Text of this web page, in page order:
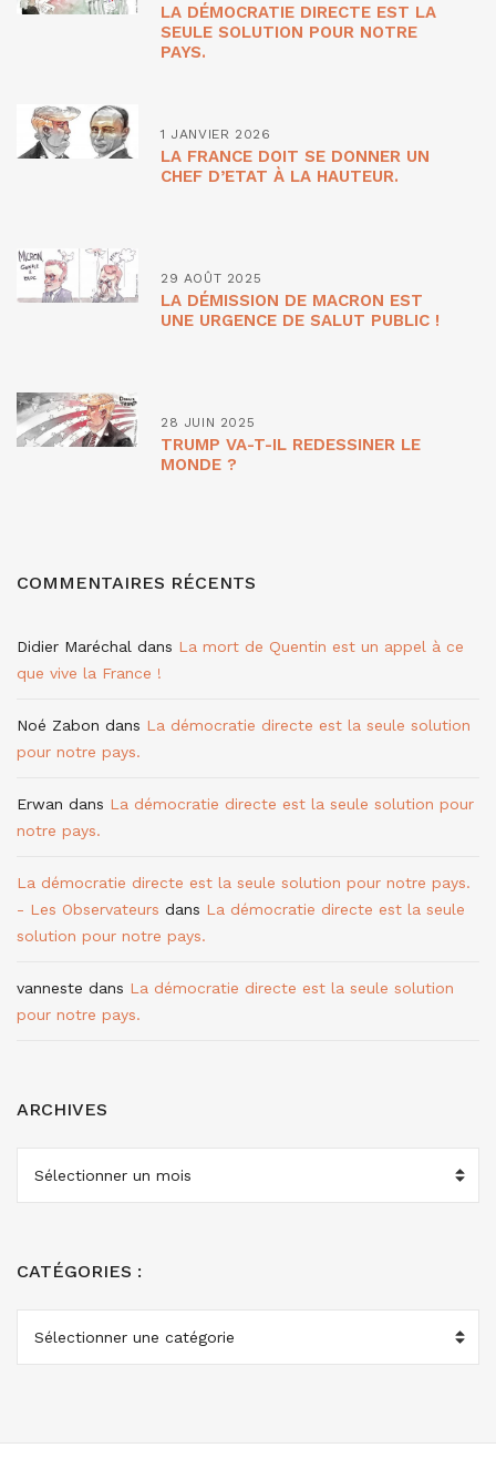
LA DÉMOCRATIE DIRECTE EST LA
SEULE SOLUTION POUR NOTRE
PAYS.
1 JANVIER 2026
LA FRANCE DOIT SE DONNER UN
CHEF D’ETAT À LA HAUTEUR.
29 AOÛT 2025
LA DÉMISSION DE MACRON EST
UNE URGENCE DE SALUT PUBLIC !
28 JUIN 2025
TRUMP VA-T-IL REDESSINER LE
MONDE ?
COMMENTAIRES RÉCENTS
Didier Maréchal dans La mort de Quentin est un appel à ce
que vive la France !
Noé Zabon dans La démocratie directe est la seule solution
pour notre pays.
Erwan dans La démocratie directe est la seule solution pour
notre pays.
La démocratie directe est la seule solution pour notre pays.
- Les Observateurs dans La démocratie directe est la seule
solution pour notre pays.
vanneste dans La démocratie directe est la seule solution
pour notre pays.
ARCHIVES
CATÉGORIES :